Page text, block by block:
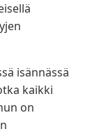
isännässä
kaikki
on